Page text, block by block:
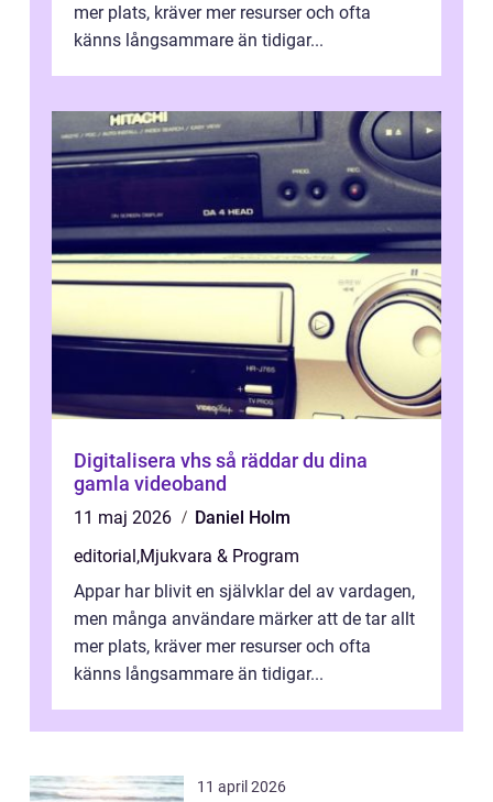
mer plats, kräver mer resurser och ofta
känns långsammare än tidigar...
Digitalisera vhs så räddar du dina
gamla videoband
11 maj 2026
Daniel Holm
editorial,Mjukvara & Program
Appar har blivit en självklar del av vardagen,
men många användare märker att de tar allt
mer plats, kräver mer resurser och ofta
känns långsammare än tidigar...
11 april 2026